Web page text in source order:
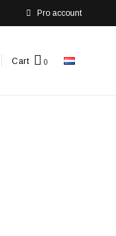
Pro account
Cart